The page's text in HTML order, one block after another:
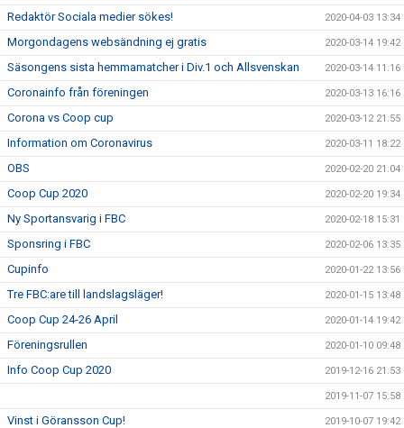
Redaktör Sociala medier sökes! 2020-04-03 13:34
Morgondagens websändning ej gratis 2020-03-14 19:42
Säsongens sista hemmamatcher i Div.1 och Allsvenskan 2020-03-14 11:16
Coronainfo från föreningen 2020-03-13 16:16
Corona vs Coop cup 2020-03-12 21:55
Information om Coronavirus 2020-03-11 18:22
OBS 2020-02-20 21:04
Coop Cup 2020 2020-02-20 19:34
Ny Sportansvarig i FBC 2020-02-18 15:31
Sponsring i FBC 2020-02-06 13:35
Cupinfo 2020-01-22 13:56
Tre FBC:are till landslagsläger! 2020-01-15 13:48
Coop Cup 24-26 April 2020-01-14 19:42
Föreningsrullen 2020-01-10 09:48
Info Coop Cup 2020 2019-12-16 21:53
2019-11-07 15:58
Vinst i Göransson Cup! 2019-10-07 19:42